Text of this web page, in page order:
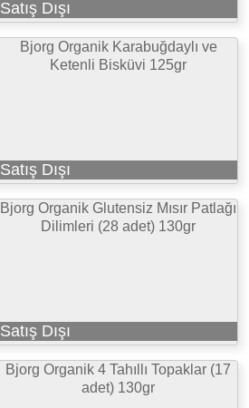
Satış Dışı
Bjorg Organik Karabuğdaylı ve
Ketenli Bisküvi 125gr
Satış Dışı
Bjorg Organik Glutensiz Mısır Patlağı
Dilimleri (28 adet) 130gr
Satış Dışı
Bjorg Organik 4 Tahıllı Topaklar (17
adet) 130gr